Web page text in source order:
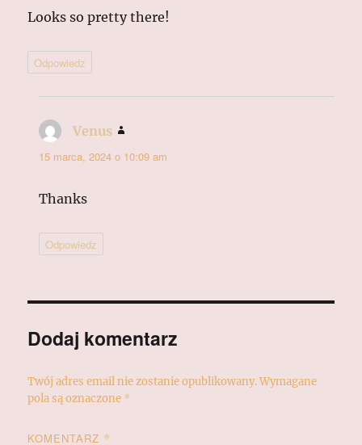
Looks so pretty there!
Odpowiedz
Venus
15 marca, 2024 o 10:09 am
Thanks
Odpowiedz
Dodaj komentarz
Twój adres email nie zostanie opublikowany. Wymagane
pola są oznaczone *
KOMENTARZ *